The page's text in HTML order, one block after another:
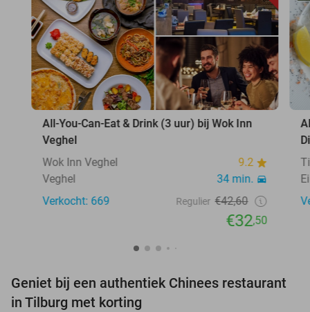
All-You-Can-Eat & Drink (3 uur) bij Wok Inn
Veghel
Wok Inn Veghel
9.2
Veghel
34 min.
Verkocht: 669
Regulier €42,60
€32,50
Geniet bij een authentiek Chinees restaurant
in Tilburg met korting